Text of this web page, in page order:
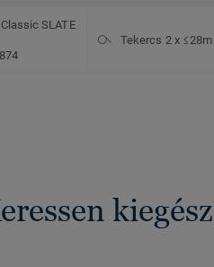
SLATE
Tekercs 2 x ≤28m